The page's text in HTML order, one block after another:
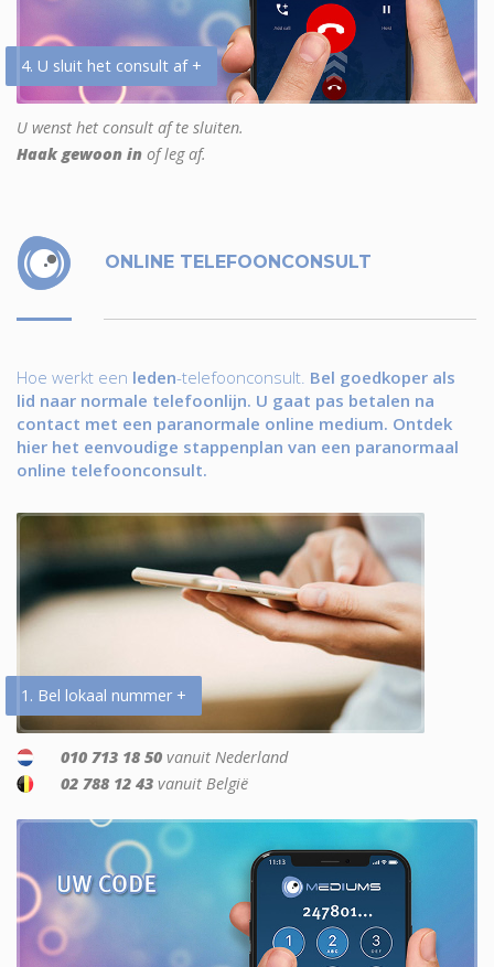
4. U sluit het consult af +
U wenst het consult af te sluiten.
Haak gewoon in of leg af.
ONLINE TELEFOONCONSULT
Hoe werkt een leden-telefoonconsult. Bel goedkoper als
lid naar normale telefoonlijn. U gaat pas betalen na
contact met een paranormale online medium. Ontdek
hier het eenvoudige stappenplan van een paranormaal
online telefoonconsult.
1. Bel lokaal nummer +
010 713 18 50 vanuit Nederland
02 788 12 43 vanuit België